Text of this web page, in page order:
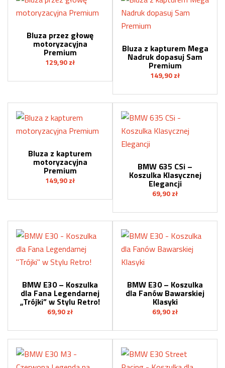
Bluza przez głowę
motoryzacyjna
Premium
129,90 zł
Bluza z kapturem Mega
Nadruk dopasuj Sam
Premium
149,90 zł
Bluza z kapturem
motoryzacyjna
Premium
149,90 zł
BMW 635 CSi –
Koszulka Klasycznej
Elegancji
69,90 zł
BMW E30 – Koszulka
dla Fana Legendarnej
„Trójki” w Stylu Retro!
69,90 zł
BMW E30 – Koszulka
dla Fanów Bawarskiej
Klasyki
69,90 zł